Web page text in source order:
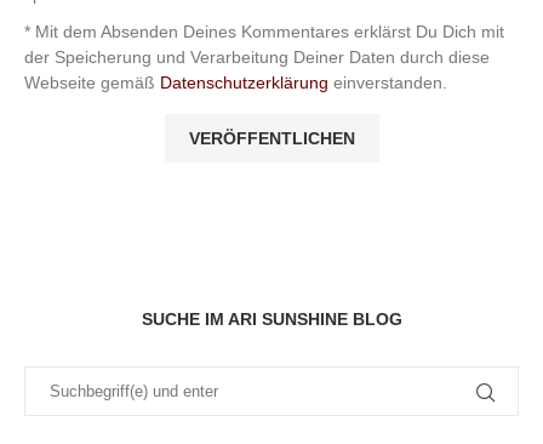
* Mit dem Absenden Deines Kommentares erklärst Du Dich mit
der Speicherung und Verarbeitung Deiner Daten durch diese
Webseite gemäß Datenschutzerklärung einverstanden.
SUCHE IM ARI SUNSHINE BLOG